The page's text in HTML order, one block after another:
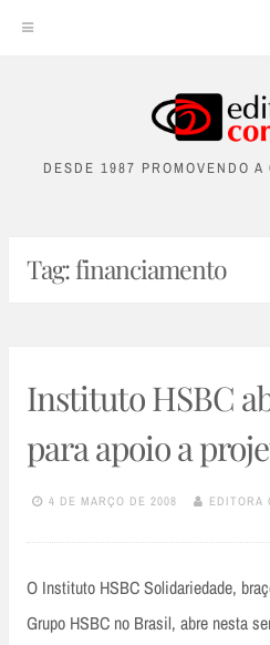
contentDESDE 1987 PROMOVENDO
Tag:financiamento
Instituto HSBC
para apoio a
4 DE MARÇO DE 2008 EDITORA
O Instituto HSBC Solidariedade,
Grupo HSBC no Brasil, abre nesta